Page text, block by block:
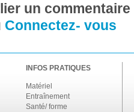
un
Connectez- vous
INFOS PRATIQUES
Matériel
Entraînement
Santé/ forme